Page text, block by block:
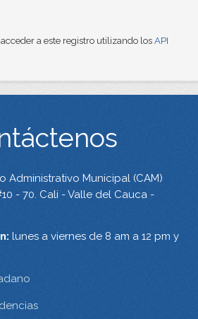
a este registro utilizando los API
Administrativo Municipal (CAM)
- 70. Cali - Valle del Cauca -
lunes a viernes de 8 am a 12 pm y